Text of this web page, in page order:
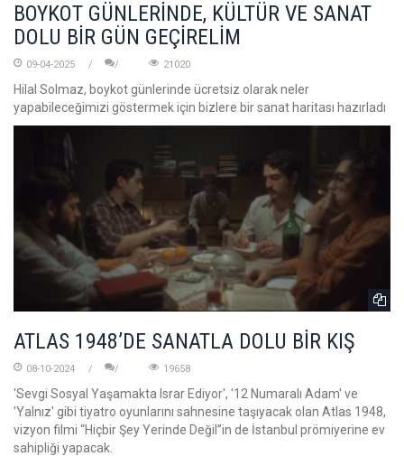
BOYKOT GÜNLERİNDE, KÜLTÜR VE SANAT
DOLU BİR GÜN GEÇİRELİM
09-04-2025 21020
Hilal Solmaz, boykot günlerinde ücretsiz olarak neler
yapabileceğimizi göstermek için bizlere bir sanat haritası hazırladı
ATLAS 1948’DE SANATLA DOLU BİR KIŞ
08-10-2024 19658
'Sevgi Sosyal Yaşamakta Israr Ediyor', '12 Numaralı Adam' ve
'Yalnız' gibi tiyatro oyunlarını sahnesine taşıyacak olan Atlas 1948,
vizyon filmi “Hiçbir Şey Yerinde Değil’’in de İstanbul prömiyerine ev
sahipliği yapacak.